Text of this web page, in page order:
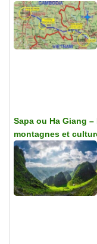
Sapa ou Ha Giang
montagnes et